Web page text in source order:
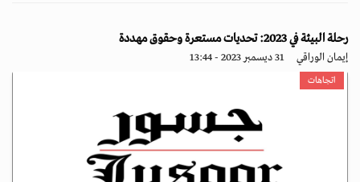
رحلة البيئة في 2023: تحديات مستعرة وحقوق مهددة
إيمان الوراقي 31 ديسمبر 2023 - 13:44
اتجاهات